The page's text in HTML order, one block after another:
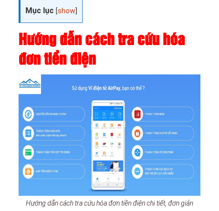
Mục lục [show
Hướng dẫn cách tra cứu hóa
đơn tiền điện
Hướng dẫn cách tra cứu hóa đơn tiền điện chi tiết, đơn giản